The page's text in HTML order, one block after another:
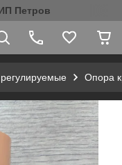
Петров
Опора